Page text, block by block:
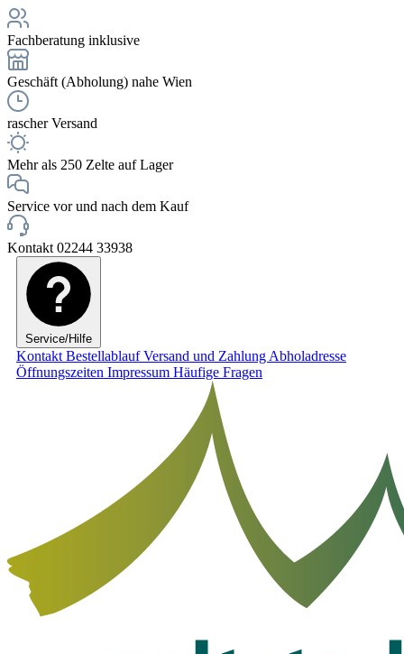
Fachberatung inklusive
Geschäft (Abholung) nahe Wien
rascher Versand
Mehr als 250 Zelte auf Lager
Service vor und nach dem Kauf
Kontakt 02244 33938
Service/Hilfe
Kontakt BestellablaufVersand und Zahlung Abholadresse
Öffnungszeiten Impressum Häufige Fragen